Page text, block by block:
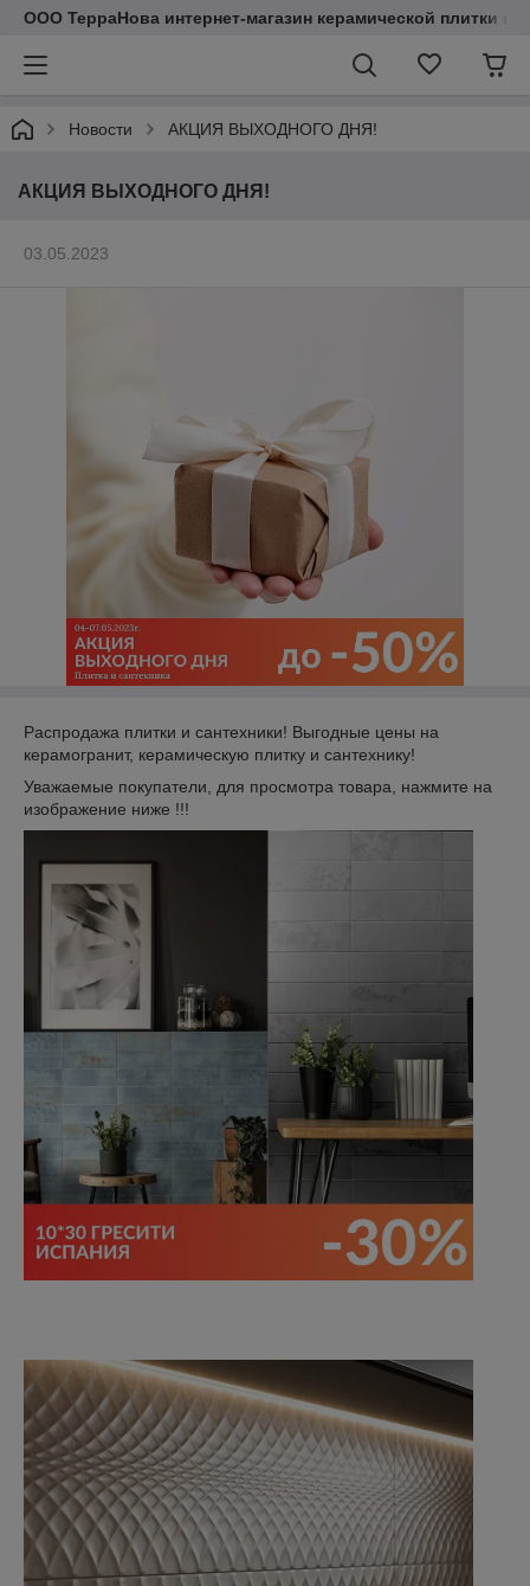
ООО ТерраНова интернет-магазин керамической плитки и
Новости АКЦИЯ ВЫХОДНОГО ДНЯ!
АКЦИЯ ВЫХОДНОГО ДНЯ!
03.05.2023
Распродажа плитки и сантехники! Выгодные цены на
керамогранит, керамическую плитку и сантехнику!
Уважаемые покупатели, для просмотра товара, нажмите на
изображение ниже !!!